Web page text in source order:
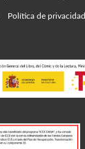
Política de privacidad